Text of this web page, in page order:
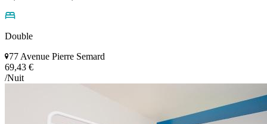
Double
77 Avenue Pierre Semard
69,43 €
/Nuit